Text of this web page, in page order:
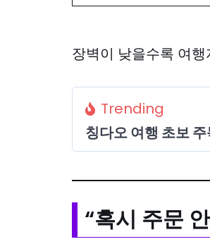
장벽이 낮을수록 여
Trending
칭다오 여행 초보
“혹시 주문